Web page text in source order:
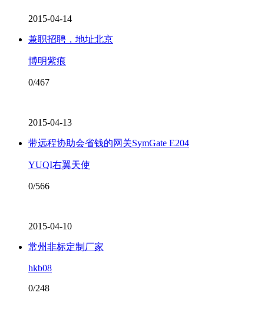
2015-04-14
兼职招聘，地址北京
博明紫痕
0/467
2015-04-13
带远程协助会省钱的网关SymGate E204
YUQI右翼天使
0/566
2015-04-10
常州非标定制厂家
hkb08
0/248